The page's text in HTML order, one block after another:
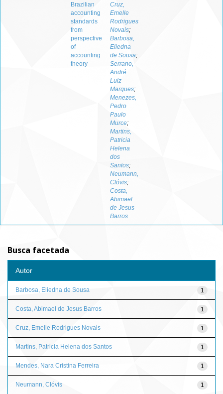
Brazilian
accounting
standards
from
perspective
of
accounting
theory
Cruz,
Emelle
Rodrigues
Novais;
Barbosa,
Eliedna
de Sousa;
Serrano,
André
Luiz
Marques;
Menezes,
Pedro
Paulo
Murce;
Martins,
Patricia
Helena
dos
Santos;
Neumann,
Clóvis;
Costa,
Abimael
de Jesus
Barros
Busca facetada
Autor
1
Barbosa, Eliedna de Sousa
1
Costa, Abimael de Jesus Barros
1
Cruz, Emelle Rodrigues Novais
1
Martins, Patricia Helena dos Santos
1
Mendes, Nara Cristina Ferreira
1
Neumann, Clóvis